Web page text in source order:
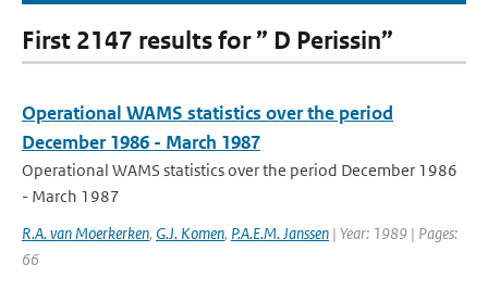
First 2147 results for ” D Perissin”
Operational WAMS statistics over the period
December 1986 - March 1987
Operational WAMS statistics over the period December 1986
- March 1987
R.A. van Moerkerken, G.J. Komen, P.A.E.M. Janssen | Year: 1989 | Pages:
66